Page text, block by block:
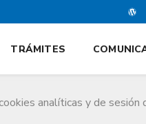
analíticas y de sesión
TRÁMITES